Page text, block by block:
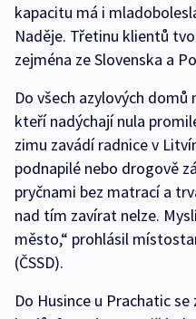
kapacitu má i
Naděje. Třetinu klientů
zejména ze Slovenska a
Do všech azylových
kteří nadýchají nula
zimu zavádí radnice v
podnapilé nebo drogově
pryčnami bez matrací a
nad tím zavírat nelze.
město,“ prohlásil
(ČSSD).
Do Husince u Prachatic